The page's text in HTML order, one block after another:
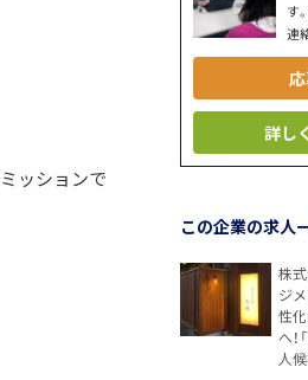
ッションで
す
連
詳し
この企業の求人
株
ジ
性
へ
人